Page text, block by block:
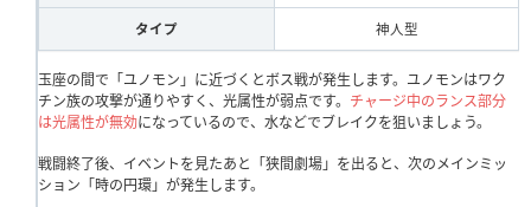
タイプ 神人型
玉座の間で「ユノモン」に近づくとボス戦が発生します。ユノモンはワク
チン族の攻撃が通りやすく、光属性が弱点です。 チャージ中のランス部分
は光属性が無効になっているので、水などでブレイクを狙いましょう。
戦闘終了後、イベントを見たあと「狭間劇場」を出ると、次のメインミッ
ション「時の円環」が発生します。